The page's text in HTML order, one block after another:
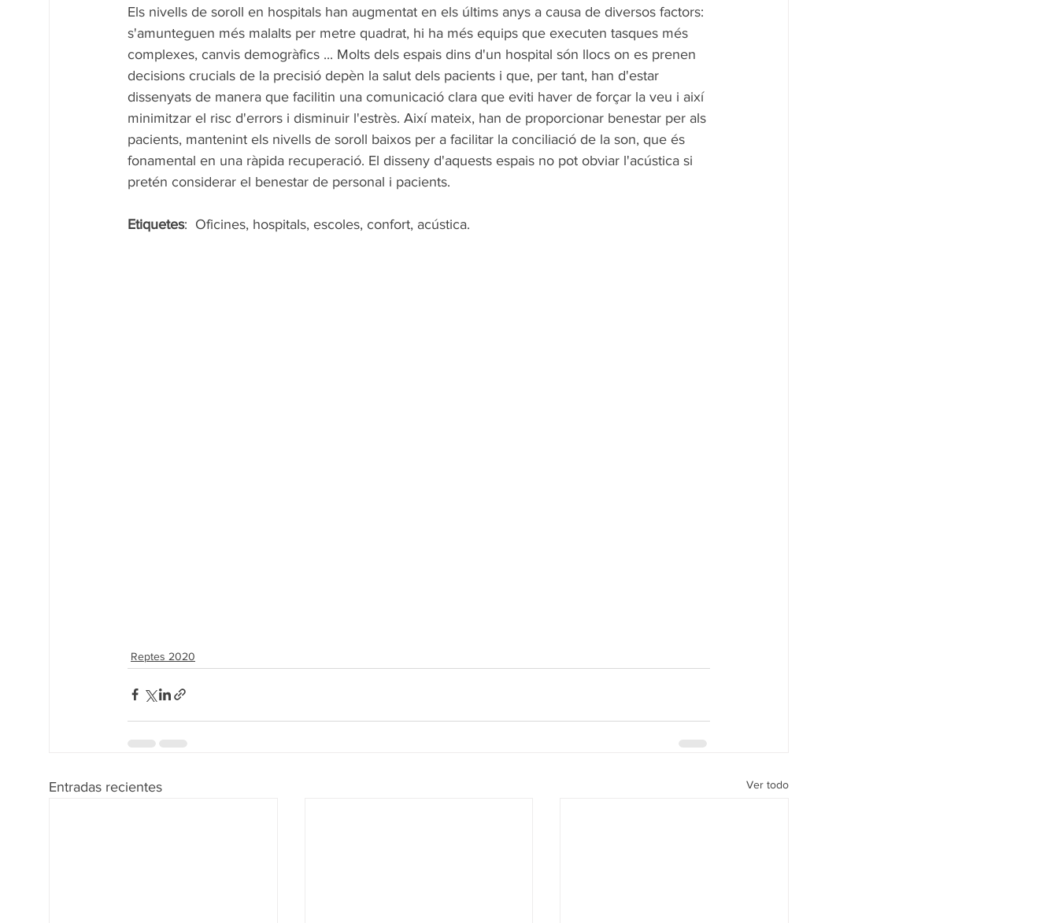
Els nivells de soroll en hospitals han augmentat en els últims anys a causa de diversos factors:
s'amunteguen més malalts per metre quadrat, hi ha més equips que executen tasques més
complexes, canvis demogràfics ... Molts dels espais dins d'un hospital són llocs on es prenen
decisions crucials de la precisió depèn la salut dels pacients i que, per tant, han d'estar
dissenyats de manera que facilitin una comunicació clara que eviti haver de forçar la veu i així
minimitzar el risc d'errors i disminuir l'estrès. Així mateix, han de proporcionar benestar per als
pacients, mantenint els nivells de soroll baixos per a facilitar la conciliació de la son, que és
fonamental en una ràpida recuperació. El disseny d'aquests espais no pot obviar l'acústica si
pretén considerar el benestar de personal i pacients.
Etiquetes:  Oficines, hospitals, escoles, confort, acústica.
Reptes 2020
Entradas recientes Ver todo